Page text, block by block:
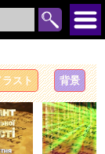
ラスト 背景